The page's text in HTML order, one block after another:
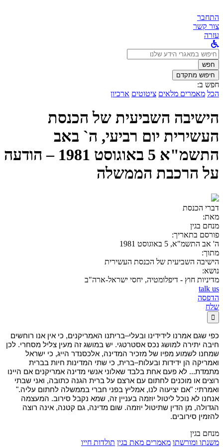
התחבר
צור קשר
עזרה
לחפש
ב:חפש
חיפוש מתקדם
חפש ב:
הכל מאמרים מלאים ציטוטים ארכיון
הישיבה השביעית של הכנסת
העשירית יום רביעי, ה` באב
התשמ"א 5 באוגוסט 1981 – הודעה
על הרכבת הממשלה
דברי הכנסת
מאת:
מנחם בגין
פורסם בתאריך:
ה' אב התשמ"א, 5 באוגוסט 1981
מתוך:
הישיבה השביעית של הכנסת העשירית
נושא:
מדיניות חוץ - דיפלומטיה, יחסי ישראל-ארה"ב
talk us
הדפסה
שלח

כפי שגם אמרנו לידידינו ובעלי–בריתנו האמריקנים, כי אין אנו רוחשים
חיבה יתירה למושג נכס אסטרטגי. יש במושג זה מעין צליל מסחרי. לכן
שמחנו לשמוע מפיו של מזכיר המדינה, אלכסנדר הייג, כי ישראל
ואמריקה הן ידידות ובעלות–ברית, כי שתי המדינות חיות בברית
מתמדת... לא פעם אחת בלבד שאלוני אנשי מדינה אמריקנים אם היינו
רוצים או מוכנים לחתום עם ארצם על ברית הגנה כתובה, ואני שבתי
ואמרתי: "אם יציעוה לנו, אמליץ בפני חברי בממשלה לחתום עליה."
אנחנו לא נוכל ליטול יוזמה בעניין זה, שמא נקבל סירוב. המעצמה
הגדולה, מן הדין שתיטול יוזמה. שום מדינה, גם קטנה, אינה רוצה
להזמין סירובים.
מנחם בגין
משנתו ומורשתו מאמרים מאת בגין תולדות חייו